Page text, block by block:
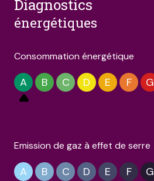
diagnostics
énergétiques
Consommation énergétique
A B C D E F G
Emission de gaz à effet de serre
A B C D E F G